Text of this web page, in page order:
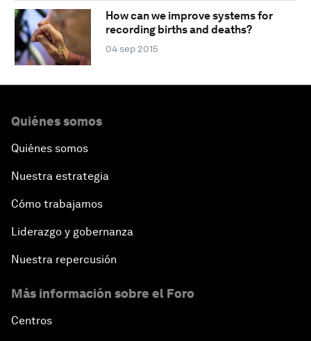
How can we improve systems for
recording births and deaths?
04 sep 2015
Quiénes somos
Quiénes somos
Nuestra estrategia
Cómo trabajamos
Liderazgo y gobernanza
Nuestra repercusión
Más información sobre el Foro
Centros